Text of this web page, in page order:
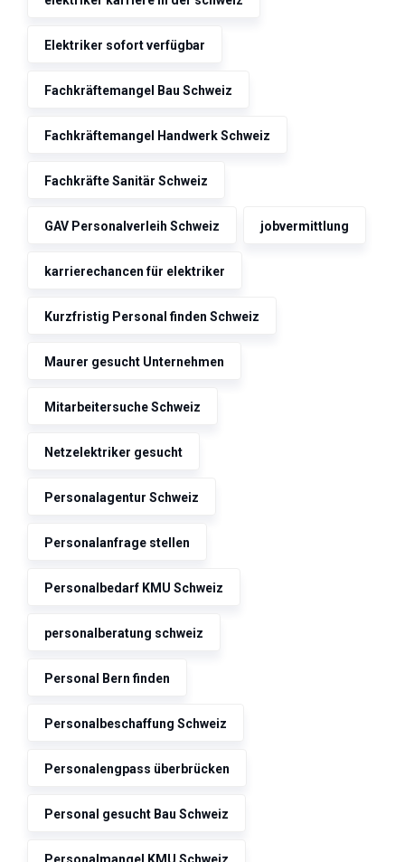
Elektriker sofort verfügbar
Fachkräftemangel Bau Schweiz
Fachkräftemangel Handwerk Schweiz
Fachkräfte Sanitär Schweiz
GAV Personalverleih Schweiz jobvermittlung
karrierechancen für elektriker
Kurzfristig Personal finden Schweiz
Maurer gesucht Unternehmen
Mitarbeitersuche Schweiz
Netzelektriker gesucht
Personalagentur Schweiz
Personalanfrage stellen
Personalbedarf KMU Schweiz
personalberatung schweiz
Personal Bern finden
Personalbeschaffung Schweiz
Personalengpass überbrücken
Personal gesucht Bau Schweiz
Personalmangel KMU Schweiz